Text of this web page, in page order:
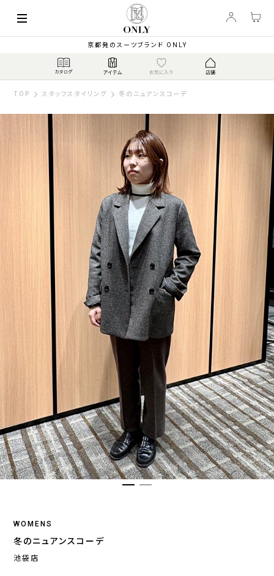
京都発のスーツブランド ONLY
TOP スタッフスタイリング 冬のニュアンスコーデ
WOMENS
冬のニュアンスコーデ
池袋店